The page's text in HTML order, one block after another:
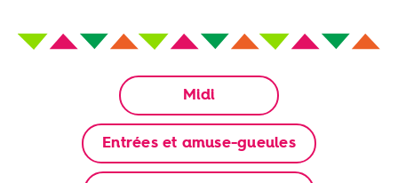
Midi
Entrées et amuse-gueules